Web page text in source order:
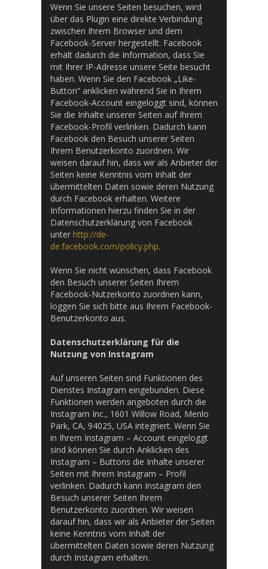
Wenn Sie unsere Seiten besuchen, wird
über das Plugin eine direkte Verbindung
zwischen Ihrem Browser und dem
Facebook-Server hergestellt. Facebook
erhält dadurch die Information, dass Sie
mit Ihrer IP-Adresse unsere Seite besucht
haben. Wenn Sie den Facebook „Like-
Button“ anklicken während Sie in Ihrem
Facebook-Account eingeloggt sind, können
Sie die Inhalte unserer Seiten auf Ihrem
Facebook-Profil verlinken. Dadurch kann
Facebook den Besuch unserer Seiten
Ihrem Benutzerkonto zuordnen. Wir
weisen darauf hin, dass wir als Anbieter der
Seiten keine Kenntnis vom Inhalt der
übermittelten Daten sowie deren Nutzung
durch Facebook erhalten. Weitere
Informationen hierzu finden Sie in der
Datenschutzerklärung von Facebook
unter http://de-
de.facebook.com/policy.php.
Wenn Sie nicht wünschen, dass Facebook
den Besuch unserer Seiten Ihrem
Facebook-Nutzerkonto zuordnen kann,
loggen Sie sich bitte aus Ihrem Facebook-
Benutzerkonto aus.
Datenschutzerklärung für die
Nutzung von Instagram
Auf unseren Seiten sind Funktionen des
Dienstes Instagram eingebunden. Diese
Funktionen werden angeboten durch die
Instagram Inc., 1601 Willow Road, Menlo
Park, CA, 94025, USA integriert. Wenn Sie
in Ihrem Instagram – Account eingeloggt
sind können Sie durch Anklicken des
Instagram – Buttons die Inhalte unserer
Seiten mit Ihrem Instagram – Profil
verlinken. Dadurch kann Instagram den
Besuch unserer Seiten Ihrem
Benutzerkonto zuordnen. Wir weisen
darauf hin, dass wir als Anbieter der Seiten
keine Kenntnis vom Inhalt der
übermittelten Daten sowie deren Nutzung
durch Instagram erhalten.